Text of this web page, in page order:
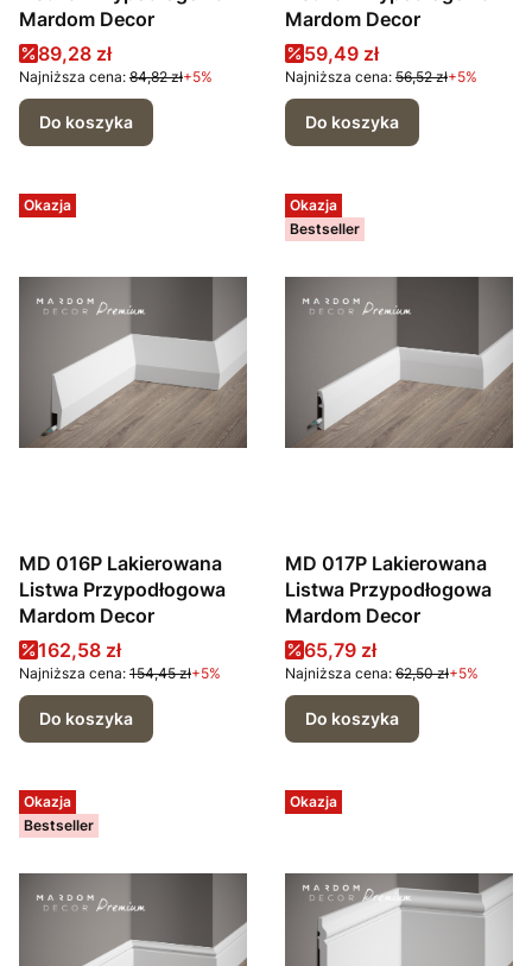
Mardom Decor
Cena promocyjna
89,28 zł
Najniższa cena: 84,82 zł+5%
Do koszyka
Mardom Decor
Cena promocyjna
59,49 zł
Najniższa cena: 56,52 zł+5%
Do koszyka
Okazja
MD 016P Lakierowana
Listwa Przypodłogowa
Mardom Decor
Cena promocyjna
162,58 zł
Najniższa cena: 154,45 zł+5%
Do koszyka
Okazja
Bestseller
MD 017P Lakierowana
Listwa Przypodłogowa
Mardom Decor
Cena promocyjna
65,79 zł
Najniższa cena: 62,50 zł+5%
Do koszyka
Okazja
Bestseller
Okazja